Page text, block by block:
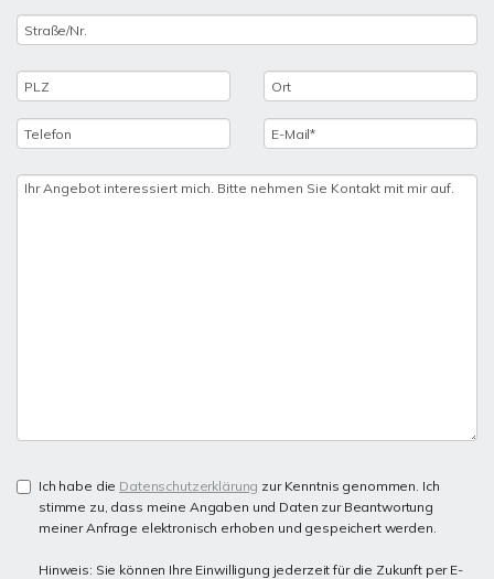
Ich habe die Datenschutzerklärung zur Kenntnis genommen. Ich
stimme zu, dass meine Angaben und Daten zur Beantwortung
meiner Anfrage elektronisch erhoben und gespeichert werden.
Hinweis: Sie können Ihre Einwilligung jederzeit für die Zukunft per E-